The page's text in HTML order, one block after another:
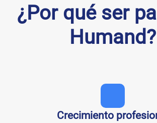
¿Por qué ser
Humand?
Crecimiento